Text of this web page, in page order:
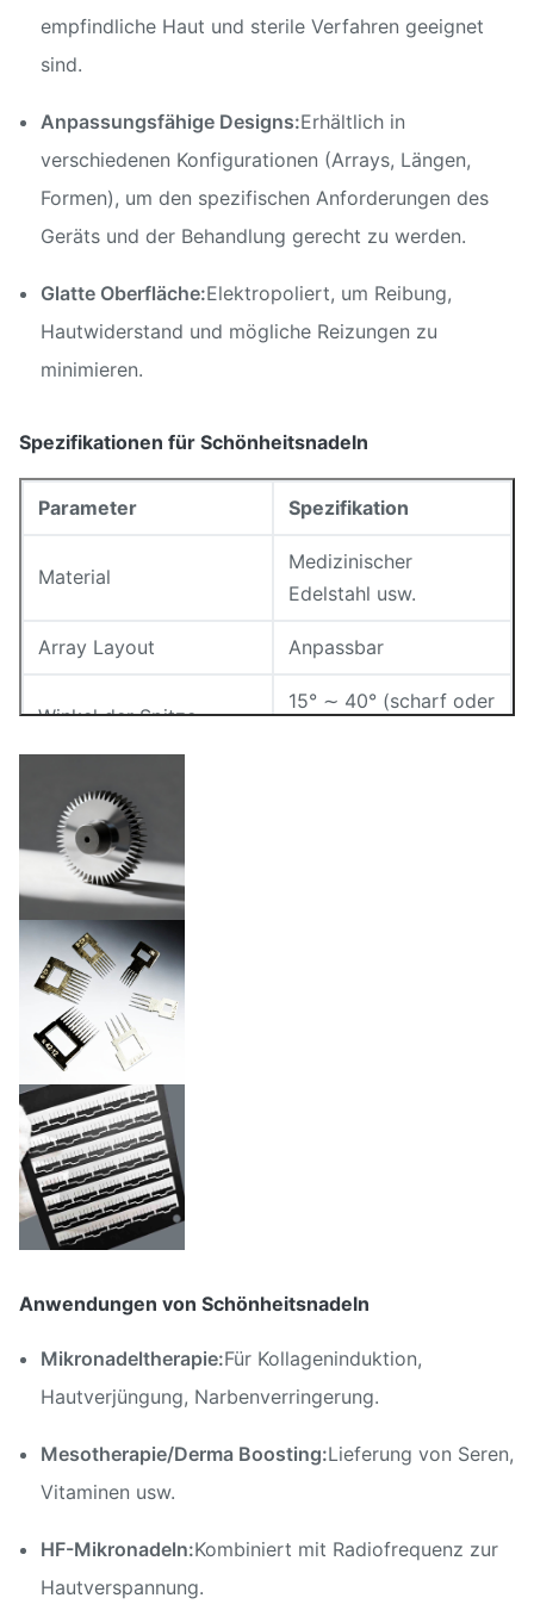
empfindliche Haut und sterile Verfahren geeignet
sind.
Anpassungsfähige Designs:Erhältlich in
verschiedenen Konfigurationen (Arrays, Längen,
Formen), um den spezifischen Anforderungen des
Geräts und der Behandlung gerecht zu werden.
Glatte Oberfläche:Elektropoliert, um Reibung,
Hautwiderstand und mögliche Reizungen zu
minimieren.
Spezifikationen für Schönheitsnadeln
Parameter Spezifikation
Material
Medizinischer
Edelstahl usw.
Array Layout Anpassbar
Winkel der Spitze
15° ∼ 40° (scharf oder
Stärke
Oberflächenbearbeitung
Anwendungen von Schönheitsnadeln
Mikronadeltherapie:Für Kollageninduktion,
Hautverjüngung, Narbenverringerung.
Mesotherapie/Derma Boosting:Lieferung von Seren,
Vitaminen usw.
HF-Mikronadeln:Kombiniert mit Radiofrequenz zur
Hautverspannung.